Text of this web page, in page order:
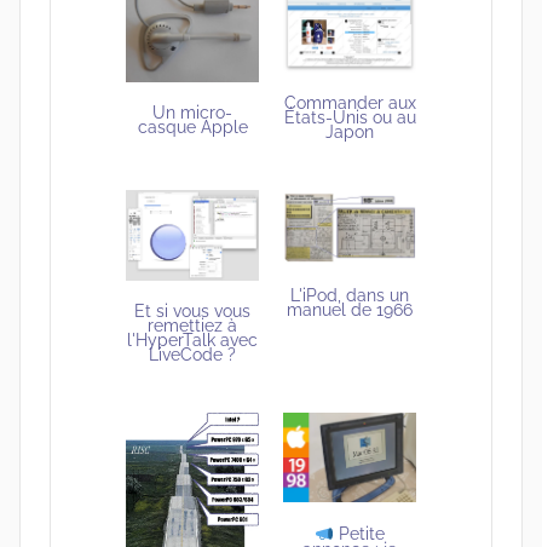
Un micro-
casque Apple
Commander aux
États-Unis ou au
Japon
Et si vous vous
remettiez à
l'HyperTalk avec
LiveCode ?
L'iPod, dans un
manuel de 1966
Petite